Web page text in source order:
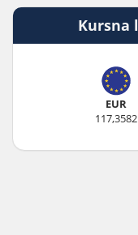
Kursna
EUR
117,3582